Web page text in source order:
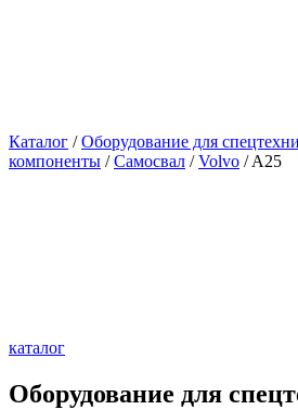
Каталог /Оборудование для
компоненты /Самосвал /Volvo /A25
каталог
Оборудование для